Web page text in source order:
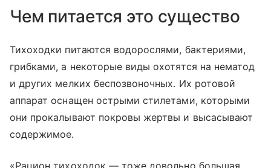
Чем питается это существо
Тихоходки питаются водорослями, бактериями,
грибками, а некоторые виды охотятся на нематод
и других мелких беспозвоночных. Их ротовой
аппарат оснащен острыми стилетами, которыми
они прокалывают покровы жертвы и высасывают
содержимое.
«Рацион тихоходок — тоже довольно большая